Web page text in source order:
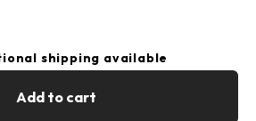
shipping available
Add to cart